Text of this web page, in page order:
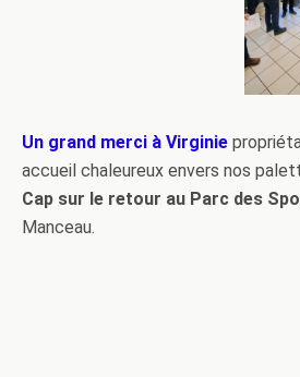
Un grand merci à Virginie
accueil chaleureux envers nos
Cap sur le retour au Parc des
Manceau.